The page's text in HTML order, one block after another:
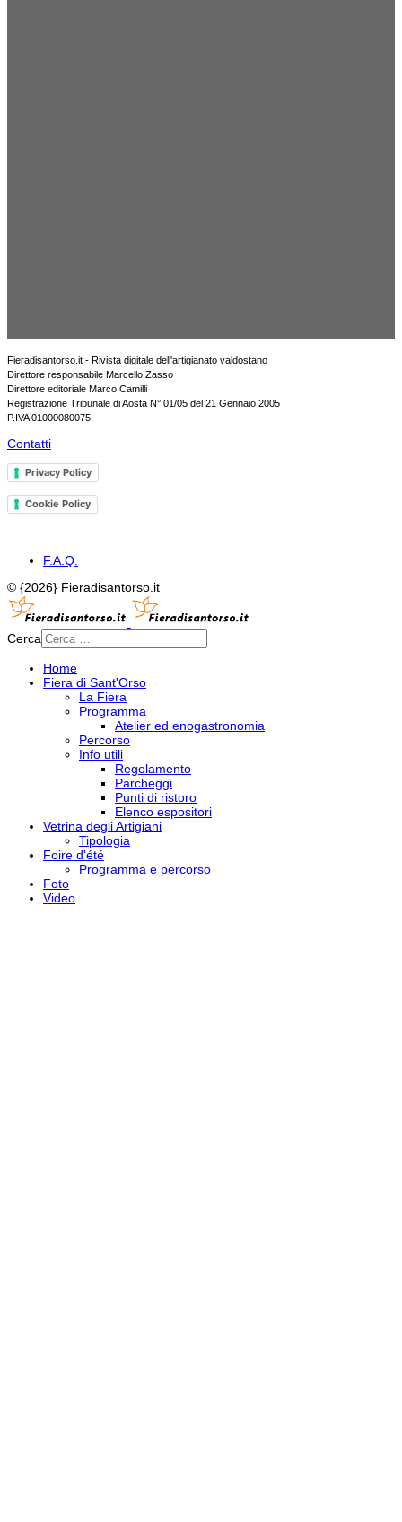
Fieradisantorso.it - Rivista digitale dell'artigianato valdostano
Direttore responsabile Marcello Zasso
Direttore editoriale Marco Camilli
Registrazione Tribunale di Aosta N° 01/05 del 21 Gennaio 2005
P.IVA 01000080075
Contatti
Privacy Policy
Cookie Policy
F.A.Q.
© {2026} Fieradisantorso.it
Cerca
Home
Fiera di Sant'Orso
La Fiera
Programma
Atelier ed enogastronomia
Percorso
Info utili
Regolamento
Parcheggi
Punti di ristoro
Elenco espositori
Vetrina degli Artigiani
Tipologia
Foire d'été
Programma e percorso
Foto
Video